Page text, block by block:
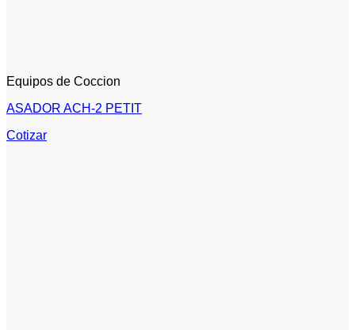
Equipos de Coccion
ASADOR ACH-2 PETIT
Cotizar